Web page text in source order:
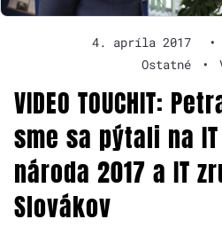
4. apríla 2017 •
Ostatné
•
VIDEO TOUCHIT:
sme sa pýtali na
národa 2017 a IT
Slovákov